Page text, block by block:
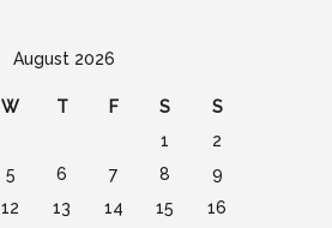
August 2026
W T F S
S
1
2
5 6 7 8
9
12 13 14 15
16